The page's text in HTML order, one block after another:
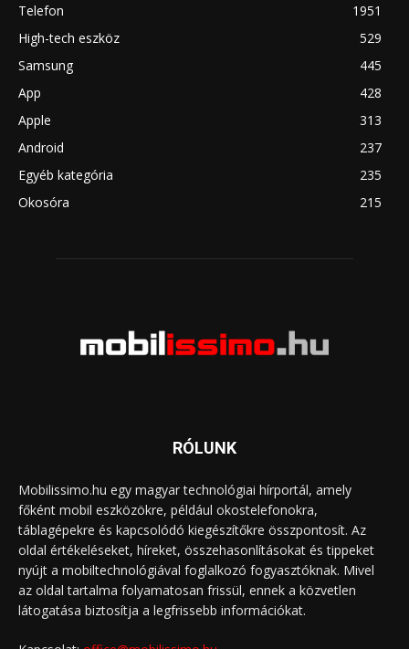
Telefon
1951
High-tech eszköz
529
Samsung
445
App
428
Apple
313
Android
237
Egyéb kategória
235
Okosóra
215
RÓLUNK
Mobilissimo.hu egy magyar technológiai hírportál, amely
főként mobil eszközökre, például okostelefonokra,
táblagépekre és kapcsolódó kiegészítőkre összpontosít. Az
oldal értékeléseket, híreket, összehasonlításokat és tippeket
nyújt a mobiltechnológiával foglalkozó fogyasztóknak. Mivel
az oldal tartalma folyamatosan frissül, ennek a közvetlen
látogatása biztosítja a legfrissebb információkat.